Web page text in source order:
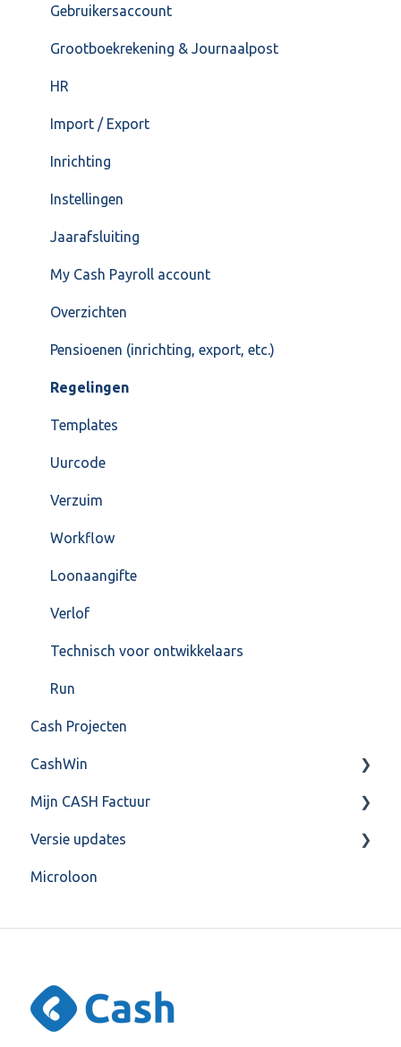
Gebruikersaccount
Grootboekrekening & Journaalpost
HR
Import / Export
Inrichting
Instellingen
Jaarafsluiting
My Cash Payroll account
Overzichten
Pensioenen (inrichting, export, etc.)
Regelingen
Templates
Uurcode
Verzuim
Workflow
Loonaangifte
Verlof
Technisch voor ontwikkelaars
Run
Cash Projecten
CashWin
Overig
Mijn CASH Factuur
Facturatie Loonportal( CASH Lonen)
Mijn CASH factuur
Versie updates
CashWeb updates 2025
Microloon